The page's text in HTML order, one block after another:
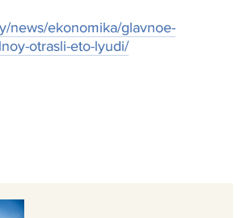
news/ekonomika/glavnoe-
otrasli-eto-lyudi/